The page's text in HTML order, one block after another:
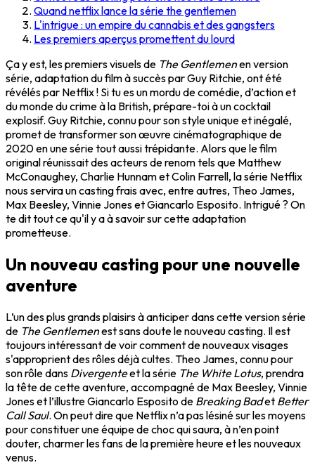
Quand netflix lance la série the gentlemen
L'intrigue : un empire du cannabis et des gangsters
Les premiers aperçus promettent du lourd
Ça y est, les premiers visuels de The Gentlemenen version
série, adaptation du film à succès par Guy Ritchie, ont été
révélés par Netflix ! Si tu es un mordu de comédie, d’action et
du monde du crime à la British, prépare-toi à un cocktail
explosif. Guy Ritchie, connu pour son style unique et inégalé,
promet de transformer son œuvre cinématographique de
2020 en une série tout aussi trépidante. Alors que le film
original réunissait des acteurs de renom tels que Matthew
McConaughey, Charlie Hunnam et Colin Farrell, la série Netflix
nous servira un casting frais avec, entre autres, Theo James,
Max Beesley, Vinnie Jones et Giancarlo Esposito. Intrigué ? On
te dit tout ce qu'il y a à savoir sur cette adaptation
prometteuse.
Un nouveau casting pour une nouvelle
aventure
L’un des plus grands plaisirs à anticiper dans cette version série
de The Gentlemenest sans doute le nouveau casting. Il est
toujours intéressant de voir comment de nouveaux visages
s'approprient des rôles déjà cultes. Theo James, connu pour
son rôle dans Divergenteet la série The White Lotus, prendra
la tête de cette aventure, accompagné de Max Beesley, Vinnie
Jones et l’illustre Giancarlo Esposito de Breaking Badet Better
Call Saul. On peut dire que Netflix n’a pas lésiné sur les moyens
pour constituer une équipe de choc qui saura, à n’en point
douter, charmer les fans de la première heure et les nouveaux
venus.